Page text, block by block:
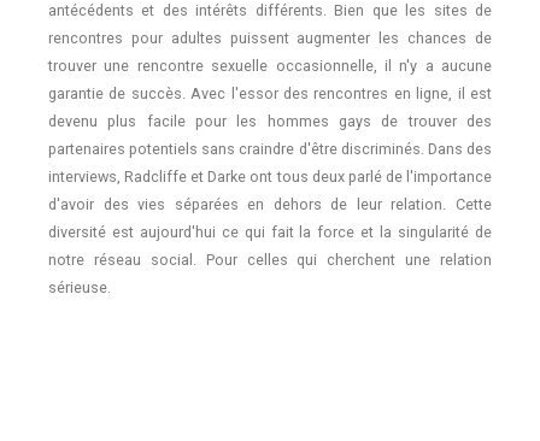
antécédents et des intérêts différents. Bien que les sites de
rencontres pour adultes puissent augmenter les chances de
trouver une rencontre sexuelle occasionnelle, il n'y a aucune
garantie de succès. Avec l'essor des rencontres en ligne, il est
devenu plus facile pour les hommes gays de trouver des
partenaires potentiels sans craindre d'être discriminés. Dans des
interviews, Radcliffe et Darke ont tous deux parlé de l'importance
d'avoir des vies séparées en dehors de leur relation. Cette
diversité est aujourd'hui ce qui fait la force et la singularité de
notre réseau social. Pour celles qui cherchent une relation
sérieuse.